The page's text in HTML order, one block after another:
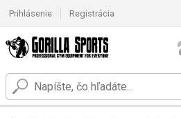
Prihlásenie Registrácia